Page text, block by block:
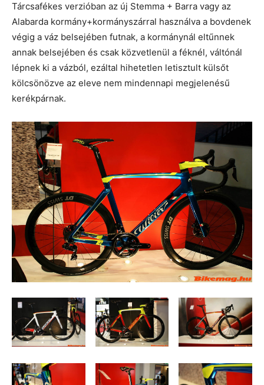
Tárcsafékes verzióban az új Stemma + Barra vagy az
Alabarda kormány+kormányszárral használva a bovdenek
végig a váz belsejében futnak, a kormánynál eltűnnek
annak belsejében és csak közvetlenül a féknél, váltónál
lépnek ki a vázból, ezáltal hihetetlen letisztult külsőt
kölcsönözve az eleve nem mindennapi megjelenésű
kerékpárnak.